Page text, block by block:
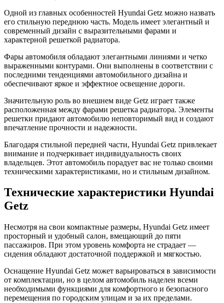
Одной из главных особенностей Hyundai Getz можно назвать
его стильную переднюю часть. Модель имеет элегантный и
современный дизайн с выразительными фарами и
характерной решеткой радиатора.
Фары автомобиля обладают элегантными линиями и четко
выраженными контурами. Они выполнены в соответствии с
последними тенденциями автомобильного дизайна и
обеспечивают яркое и эффектное освещение дороги.
Значительную роль во внешнем виде Getz играет также
расположенная между фарами решетка радиатора. Элементы
решетки придают автомобилю неповторимый вид и создают
впечатление прочности и надежности.
Благодаря стильной передней части, Hyundai Getz привлекает
внимание и подчеркивает индивидуальность своих
владельцев. Этот автомобиль порадует вас не только своими
техническими характеристиками, но и стильным дизайном.
Технические характеристики Hyundai
Getz
Несмотря на свои компактные размеры, Hyundai Getz имеет
просторный и удобный салон, вмещающий до пяти
пассажиров. При этом уровень комфорта не страдает —
сидения обладают достаточной поддержкой и мягкостью.
Оснащение Hyundai Getz может варьироваться в зависимости
от комплектации, но в целом автомобиль наделен всеми
необходимыми функциями для комфортного и безопасного
перемещения по городским улицам и за их пределами.